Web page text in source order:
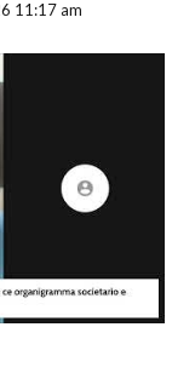
11:17 am